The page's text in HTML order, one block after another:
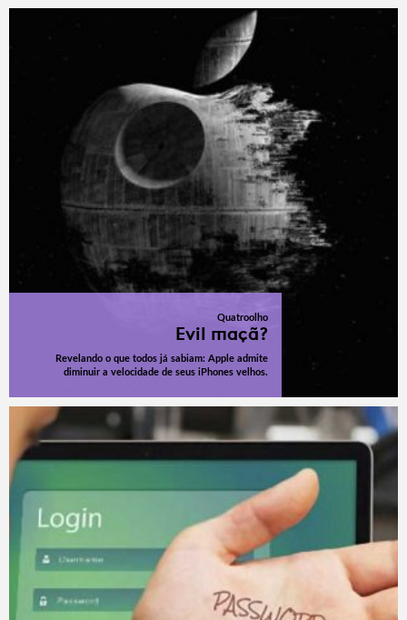
Quatroolho
Evil maçã?
Revelando o que todos já sabiam: Apple admite
diminuir a velocidade de seus iPhones velhos.